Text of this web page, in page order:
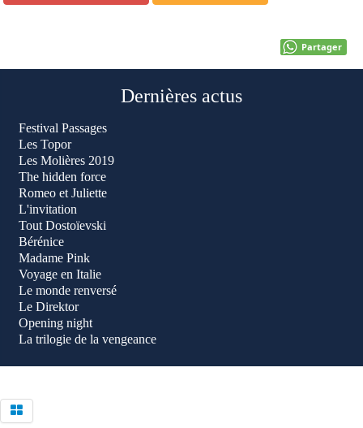
Partager
Dernières actus
Festival Passages
Les Topor
Les Molières 2019
The hidden force
Romeo et Juliette
L'invitation
Tout Dostoïevski
Bérénice
Madame Pink
Voyage en Italie
Le monde renversé
Le Direktor
Opening night
La trilogie de la vengeance